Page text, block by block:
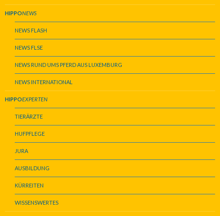
HIPPONEWS
NEWS FLASH
NEWS FLSE
NEWS RUND UMS PFERD AUS LUXEMBURG
NEWS INTERNATIONAL
HIPPOEXPERTEN
TIERÄRZTE
HUFPFLEGE
JURA
AUSBILDUNG
KÜRREITEN
WISSENSWERTES